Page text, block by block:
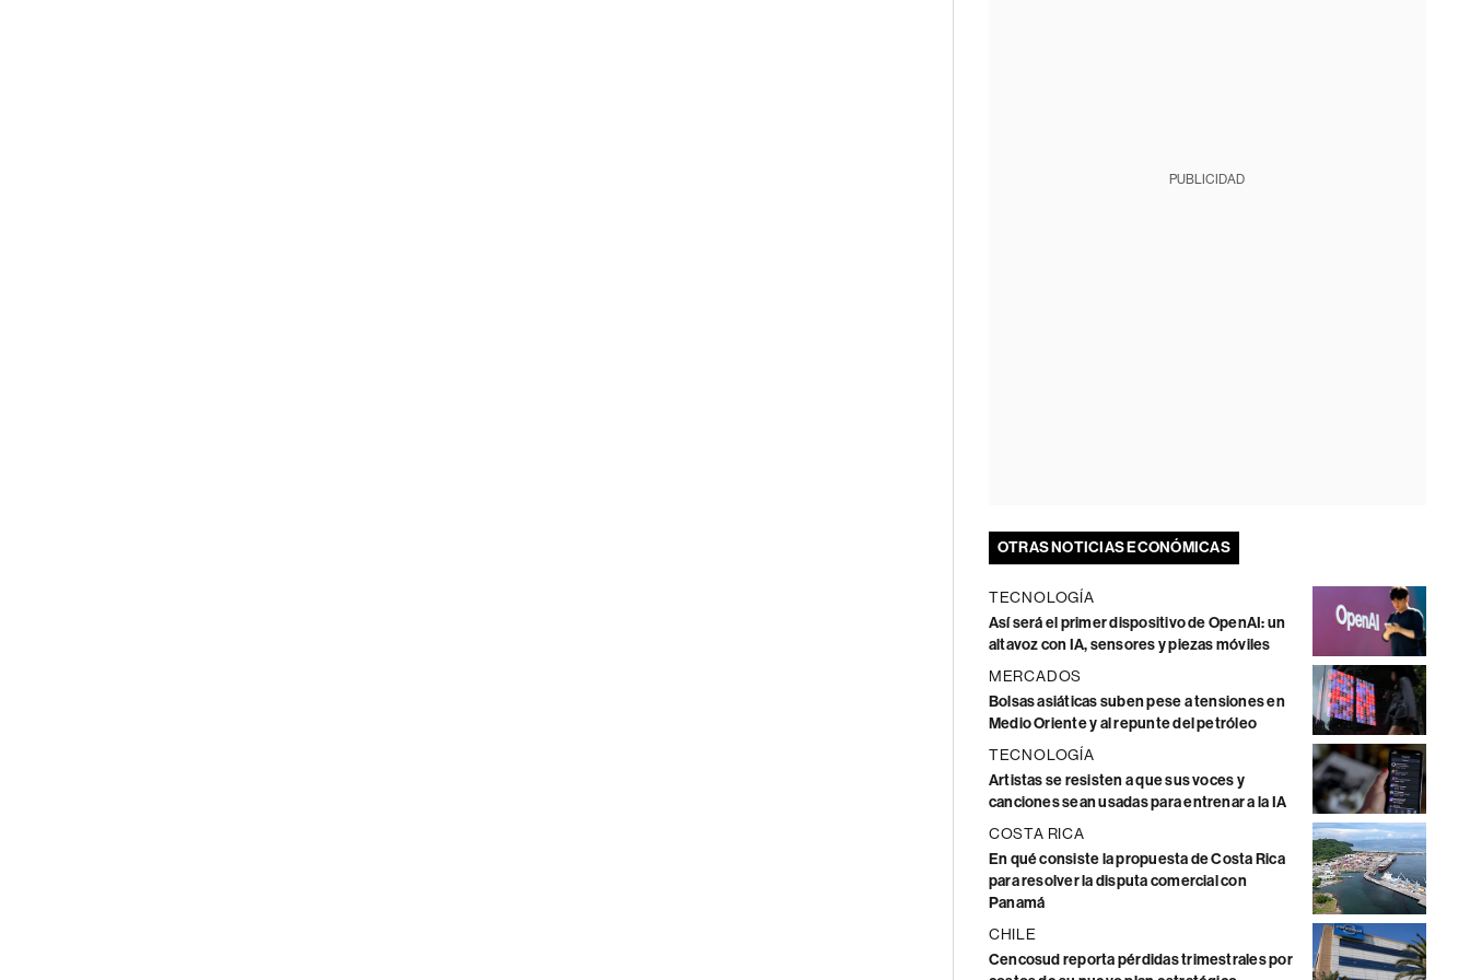
PUBLICIDAD
OTRAS NOTICIAS ECONÓMICAS
TECNOLOGÍA
Así será el primer dispositivo de OpenAI: un
altavoz con IA, sensores y piezas móviles
MERCADOS
Bolsas asiáticas suben pese a tensiones en
Medio Oriente y al repunte del petróleo
TECNOLOGÍA
Artistas se resisten a que sus voces y
canciones sean usadas para entrenar a la IA
COSTA RICA
En qué consiste la propuesta de Costa Rica
para resolver la disputa comercial con
Panamá
CHILE
Cencosud reporta pérdidas trimestrales por